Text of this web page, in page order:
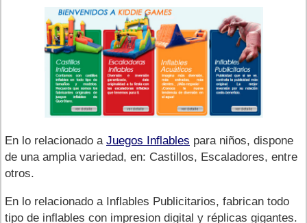
En lo relacionado a Juegos Inflables para niños, dispone
de una amplia variedad, en: Castillos, Escaladores, entre
otros.
En lo relacionado a Inflables Publicitarios, fabrican todo
tipo de inflables con impresion digital y réplicas gigantes.